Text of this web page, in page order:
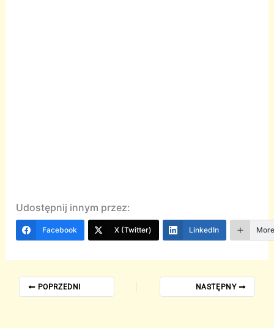
Udostępnij innym przez:
Facebook X (Twitter) LinkedIn
POPRZEDNI NASTĘPNY